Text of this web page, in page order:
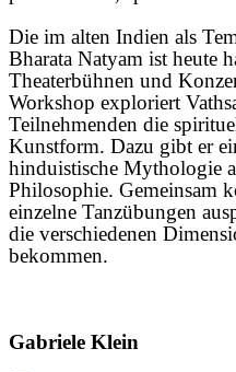
Die im alten Indien als
Bharata Natyam ist heute
Theaterbühnen und
Workshop exploriert
Teilnehmenden die
Kunstform. Dazu gibt er
hinduistische Mythologie
Philosophie. Gemeinsam
einzelne Tanzübungen
die verschiedenen
bekommen.
Gabriele Klein